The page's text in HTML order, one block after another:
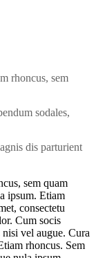
rhoncus, sem
sodales,
dis parturient
sem quam
ipsum. Etiam
consectetu
Cum socis
vel augue. Cura
rhoncus. Sem